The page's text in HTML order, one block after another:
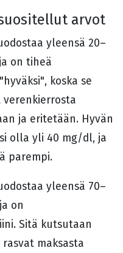
arvot
yleensä 20–
on tiheä
koska se
ja eritetään. Hyvän
olla yli 40 mg/dl, ja
parempi.
yleensä 70–
on
Sitä kutsutaan
maksasta